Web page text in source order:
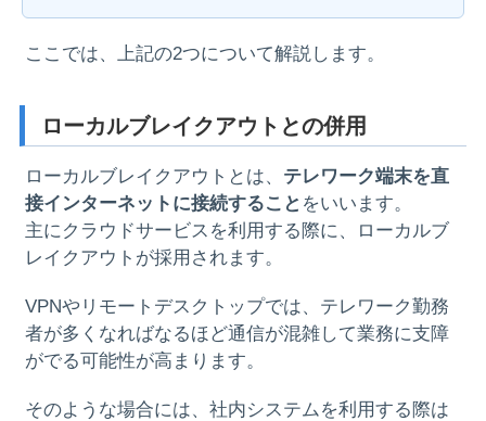
ここでは、上記の2つについて解説します。
ローカルブレイクアウトとの併用
ローカルブレイクアウトとは、 テレワーク端末を直
接インターネットに接続すること をいいます。
主にクラウドサービスを利用する際に、ローカルブ
レイクアウトが採用されます。
VPNやリモートデスクトップでは、テレワーク勤務
者が多くなればなるほど通信が混雑して業務に支障
がでる可能性が高まります。
そのような場合には、社内システムを利用する際は